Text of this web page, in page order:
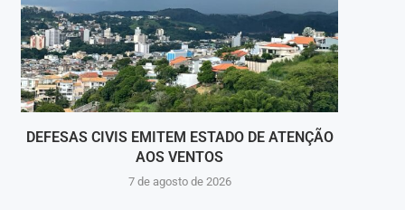
DEFESAS CIVIS EMITEM ESTADO DE ATENÇÃO
AOS VENTOS
7 de agosto de 2026